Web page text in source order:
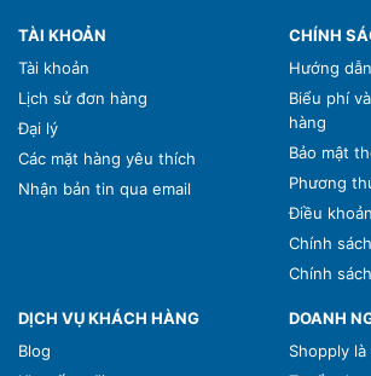
TÀI KHOẢN
Tài khoản
Lịch sử đơn hàng
Đại lý
Các mặt hàng yêu thích
Nhận bản tin qua email
CHÍNH
Hướng
Biểu phí
hàng
Bảo mật
Phương
Điều
Chính
Chính
DỊCH VỤ KHÁCH HÀNG
Blog
DOANH
Shopply là